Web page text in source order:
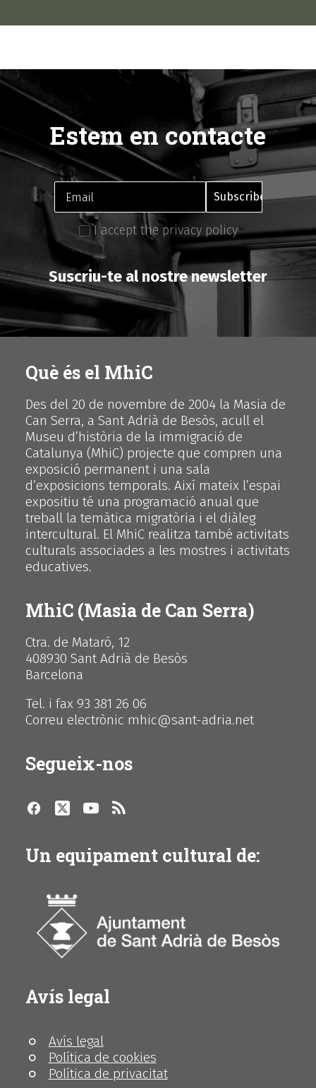
Estem en contacte
I accept the privacy policy
Suscriu-te al nostre newsletter
Què és el MhiC
Des del 20 de novembre de 2004 la Masia de
Can Serra, a Sant Adrià de Besòs, acull el
Museu d’història de la immigració de
Catalunya (MhiC) projecte que compren una
exposició permanent i una sala
d’exposicions temporals. Així mateix l’espai
expositiu té una programació anual que
treball la temàtica migratòria i el diàleg
intercultural. El MhiC realitza també activitats
culturals associades a les mostres i activitats
educatives.
MhiC (Masia de Can Serra)
Ctra. de Mataró, 12
408930 Sant Adrià de Besòs
Barcelona
Tel. i fax 93 381 26 06
Correu electrònic mhic@sant-adria.net
Segueix-nos
Un equipament cultural de:
Avís legal
Avís legal
Política de cookies
Política de privacitat